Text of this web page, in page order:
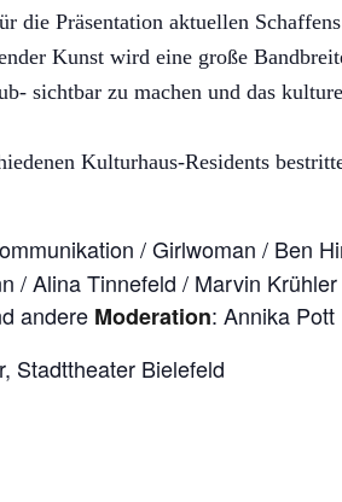
die Präsentation aktuellen
Kunst wird eine große
sichtbar zu machen und das
Kulturhaus-Residents
/ Girlwoman / Ben
/ Alina Tinnefeld / Marvin
andere Moderation: Annika Pott
Stadttheater Bielefeld